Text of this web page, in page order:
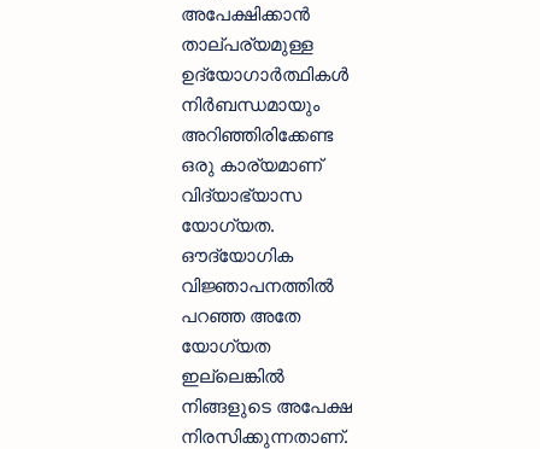
അപേക്ഷിക്കാന്‍
താല്പര്യമുള്ള
ഉദ്യോഗാര്‍ത്ഥികള്‍
നിര്‍ബന്ധമായും
അറിഞ്ഞിരിക്കേണ്ട
ഒരു കാര്യമാണ്
വിദ്യാഭ്യാസ
യോഗ്യത.
ഔദ്യോഗിക
വിജ്ഞാപനത്തില്‍
പറഞ്ഞ അതേ
യോഗ്യത
ഇല്ലെങ്കില്‍
നിങ്ങളുടെ അപേക്ഷ
നിരസിക്കുന്നതാണ്.